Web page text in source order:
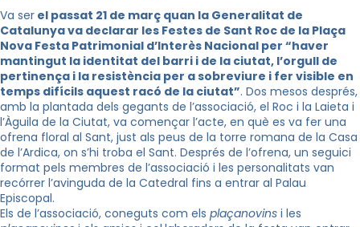
Va ser el passat 21 de març quan la Generalitat de
Catalunya va declarar les Festes de Sant Roc de la Plaça
Nova Festa Patrimonial d’Interès Nacional per “haver
mantingut la identitat del barri i de la ciutat, l’orgull de
pertinença i la resistència per a sobreviure i fer visible en
temps difícils aquest racó de la ciutat”. Dos mesos després,
amb la plantada dels gegants de l’associació, el Roc i la Laieta i
l’Àguila de la Ciutat, va començar l’acte, en què es va fer una
ofrena floral al Sant, just als peus de la torre romana de la Casa
de l’Ardica, on s’hi troba el Sant. Després de l’ofrena, un seguici
format pels membres de l’associació i les personalitats van
recórrer l’avinguda de la Catedral fins a entrar al Palau
Episcopal.
Els de l’associació, coneguts com els plaçanovins i les